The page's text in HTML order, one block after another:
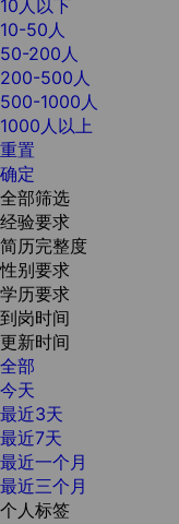
10人以下
10-50人
50-200人
200-500人
500-1000人
1000人以上
重置
确定
全部筛选
经验要求
简历完整度
性别要求
学历要求
到岗时间
更新时间
全部
今天
最近3天
最近7天
最近一个月
最近三个月
个人标签